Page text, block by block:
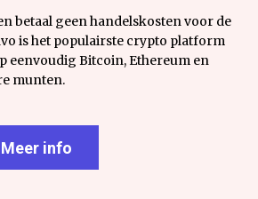
betaal geen handelskosten voor de
is het populairste crypto platform
eenvoudig Bitcoin, Ethereum en
munten.
info